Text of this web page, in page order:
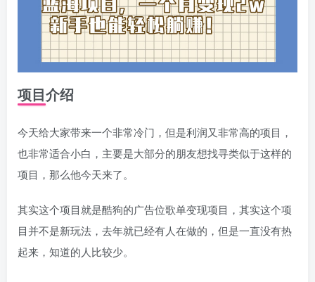
项目介绍
今天给大家带来一个非常冷门，但是利润又非常高的项目，
也非常适合小白，主要是大部分的朋友想找寻类似于这样的
项目，那么他今天来了。
其实这个项目就是酷狗的广告位歌单变现项目，其实这个项
目并不是新玩法，去年就已经有人在做的，但是一直没有热
起来，知道的人比较少。